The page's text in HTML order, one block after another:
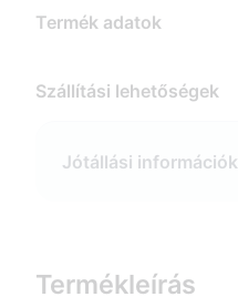
Termék adatok
Szállítási lehetőségek
Jótállási információk
Termékleírás